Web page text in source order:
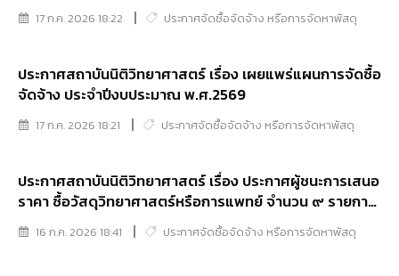
17 ก.ค. 2026 18:22 ประกาศจัดซื้อจัดจ้าง หรือการจัดหาพัสดุ
ประกาศสถาบันนิติวิทยาศาสตร์ เรื่อง เผยแพร่แผนการจัดซื้อ
จัดจ้าง ประจำปีงบประมาณ พ.ศ.2569
17 ก.ค. 2026 18:21 ประกาศจัดซื้อจัดจ้าง หรือการจัดหาพัสดุ
ประกาศสถาบันนิติวิทยาศาสตร์ เรื่อง ประกาศผู้ชนะการเสนอ
ราคา ซื้อวัสดุวิทยาศาสตร์หรือการแพทย์ จำนวน ๙ รายการ
โดยวิธีเฉพาะเจาะจง
16 ก.ค. 2026 18:41 ประกาศจัดซื้อจัดจ้าง หรือการจัดหาพัสดุ